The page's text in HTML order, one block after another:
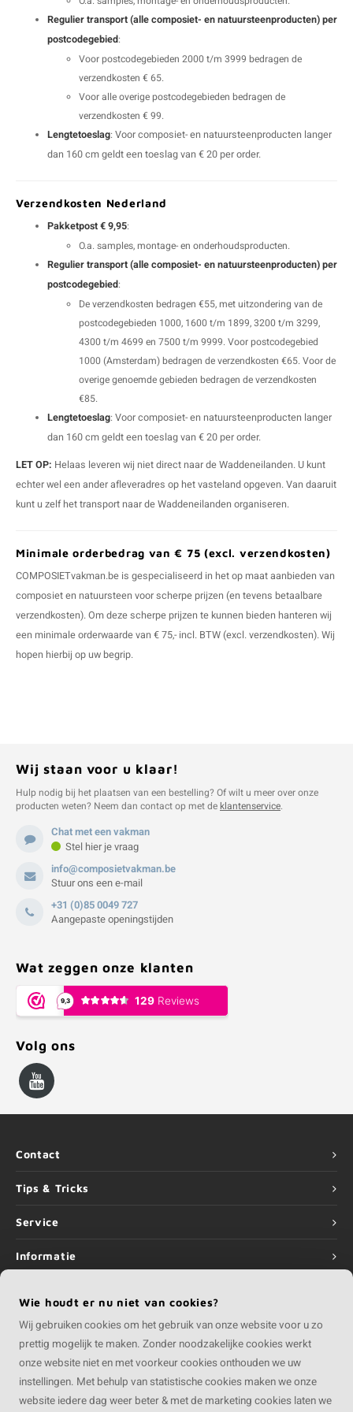
Regulier transport (alle composiet- en natuursteenproducten) per
postcodegebied:
Voor postcodegebieden 2000 t/m 3999 bedragen de
verzendkosten € 65.
Voor alle overige postcodegebieden bedragen de
verzendkosten € 99.
Lengtetoeslag: Voor composiet- en natuursteenproducten langer
dan 160 cm geldt een toeslag van € 20 per order.
Verzendkosten Nederland
Pakketpost € 9,95:
O.a. samples, montage- en onderhoudsproducten.
Regulier transport (alle composiet- en natuursteenproducten) per
postcodegebied:
De verzendkosten bedragen €55, met uitzondering van de
postcodegebieden 1000, 1600 t/m 1899, 3200 t/m 3299,
4300 t/m 4699 en 7500 t/m 9999. Voor postcodegebied
1000 (Amsterdam) bedragen de verzendkosten €65. Voor de
overige genoemde gebieden bedragen de verzendkosten
€85.
Lengtetoeslag: Voor composiet- en natuursteenproducten langer
dan 160 cm geldt een toeslag van € 20 per order.
LET OP: Helaas leveren wij niet direct naar de Waddeneilanden. U kunt
echter wel een ander afleveradres op het vasteland opgeven. Van daaruit
kunt u zelf het transport naar de Waddeneilanden organiseren.
Minimale orderbedrag van € 75 (excl. verzendkosten)
COMPOSIETvakman.be is gespecialiseerd in het op maat aanbieden van
composiet en natuursteen voor scherpe prijzen (en tevens betaalbare
verzendkosten). Om deze scherpe prijzen te kunnen bieden hanteren wij
een minimale orderwaarde van € 75,- incl. BTW (excl. verzendkosten). Wij
hopen hierbij op uw begrip.
Wij staan voor u klaar!
Hulp nodig bij het plaatsen van een bestelling? Of wilt u meer over onze
producten weten? Neem dan contact op met deklantenservice.
Chat met een vakman
Stel hier je vraag
info@composietvakman.be
Stuur ons een e-mail
+31 (0)85 0049 727
Aangepaste openingstijden
Wat zeggen onze klanten
Volg ons
Contact
Tips & Tricks
Service
Informatie
©Copyright2026 COMPOSIETvakman | COMPOSIETvakman is onderdeel van
Wie houdt er nu niet van cookies?
Wij gebruiken cookies om het gebruik van onze website voor u zo
prettig mogelijk te maken. Zonder noodzakelijke cookies werkt
onze website niet en met voorkeur cookies onthouden we uw
instellingen. Met behulp van statistische cookies maken we onze
website iedere dag weer beter & met de marketing cookies laten we